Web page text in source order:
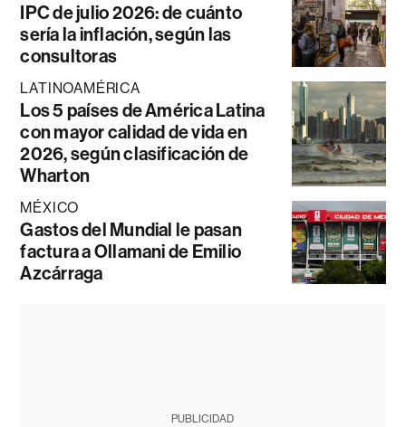
IPC de julio 2026: de cuánto
sería la inflación, según las
consultoras
LATINOAMÉRICA
Los 5 países de América Latina
con mayor calidad de vida en
2026, según clasificación de
Wharton
MÉXICO
Gastos del Mundial le pasan
factura a Ollamani de Emilio
Azcárraga
PUBLICIDAD